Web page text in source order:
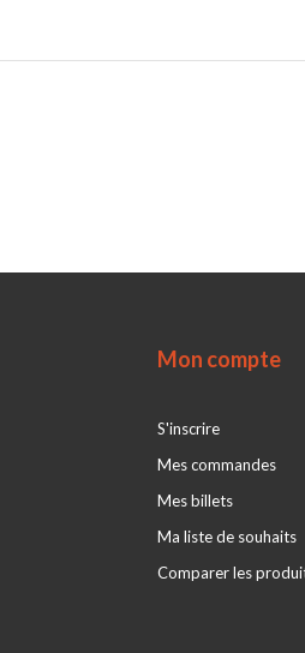
Mon compte
S'inscrire
Mes commandes
Mes billets
Ma liste de souhaits
Comparer les